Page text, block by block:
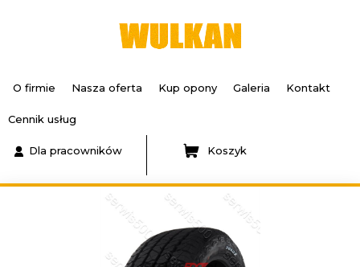
O firmie Nasza oferta Kup opony Galeria Kontakt
Cennik usług
Dla pracowników Koszyk